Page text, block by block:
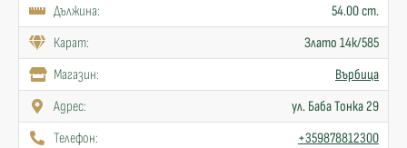
Дължина:
54.00 cm.
Карат:
Злато 14к/585
Mагазин:
Върбица
Адрес:
ул. Баба Тонка 29
Телефон:
+359878812300